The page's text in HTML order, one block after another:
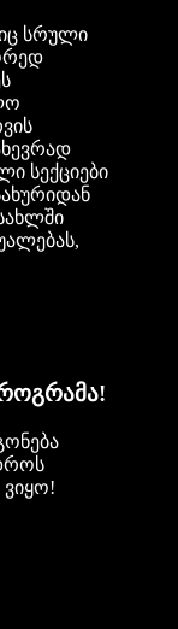
სრული
სექციები